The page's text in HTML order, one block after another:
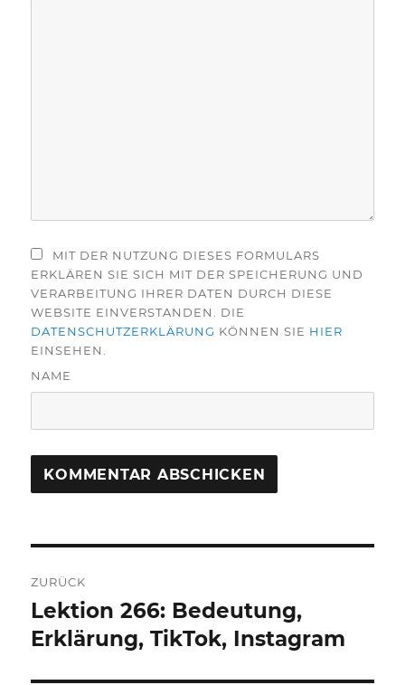
MIT DER NUTZUNG DIESES FORMULARS
ERKLÄREN SIE SICH MIT DER SPEICHERUNG UND
VERARBEITUNG IHRER DATEN DURCH DIESE
WEBSITE EINVERSTANDEN. DIE
DATENSCHUTZERKLÄRUNG KÖNNEN SIE HIER
EINSEHEN.
NAME
ZURÜCK
Vorheriger
Beitrag:
Lektion 266: Bedeutung,
Erklärung, TikTok, Instagram